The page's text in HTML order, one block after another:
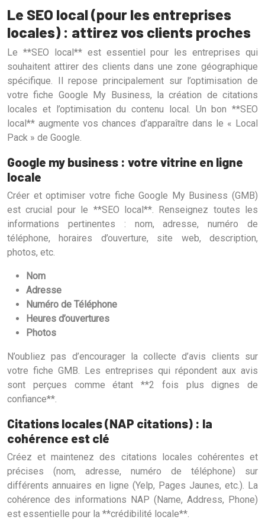
Le SEO local (pour les entreprises
locales) : attirez vos clients proches
Le **SEO local** est essentiel pour les entreprises qui
souhaitent attirer des clients dans une zone géographique
spécifique. Il repose principalement sur l’optimisation de
votre fiche Google My Business, la création de citations
locales et l’optimisation du contenu local. Un bon **SEO
local** augmente vos chances d’apparaître dans le « Local
Pack » de Google.
Google my business : votre vitrine en ligne
locale
Créer et optimiser votre fiche Google My Business (GMB)
est crucial pour le **SEO local**. Renseignez toutes les
informations pertinentes : nom, adresse, numéro de
téléphone, horaires d’ouverture, site web, description,
photos, etc.
Nom
Adresse
Numéro de Téléphone
Heures d’ouvertures
Photos
N’oubliez pas d’encourager la collecte d’avis clients sur
votre fiche GMB. Les entreprises qui répondent aux avis
sont perçues comme étant **2 fois plus dignes de
confiance**.
Citations locales (NAP citations) : la
cohérence est clé
Créez et maintenez des citations locales cohérentes et
précises (nom, adresse, numéro de téléphone) sur
différents annuaires en ligne (Yelp, Pages Jaunes, etc.). La
cohérence des informations NAP (Name, Address, Phone)
est essentielle pour la **crédibilité locale**.